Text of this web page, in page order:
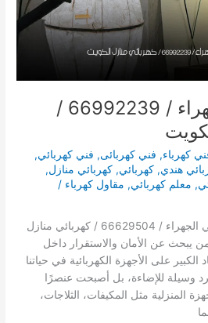
فني كهربائي الجهراء / 66992239 /
كهرباء, فني كهربائى, فني كهربائي,
هندي,كهربائي,كهربائي منازل,
, معلم كهربائي, مقاول كهرباء /
يُعد الاعتماد على فني كهربائي الجهراء / 66629504 / كهربائي منازل
يبحث عن الأمان والاستقرار داخل
على الأجهزة الكهربائية في حياتنا
وسيلة للإضاءة، بل أصبحت عنصرًا
المنزلية مثل المكيفات، الثلاجات،